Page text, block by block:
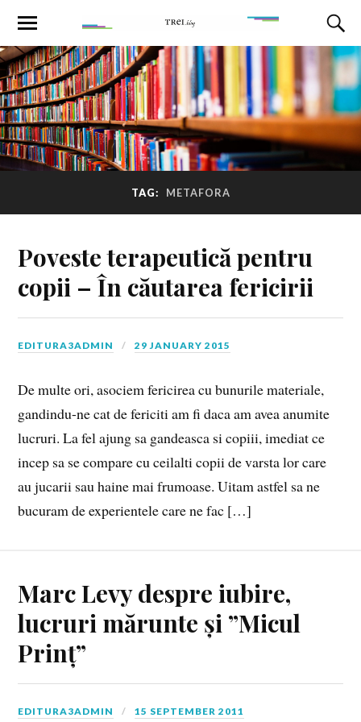
TAG: METAFORA
Poveste terapeutică pentru
copii – În căutarea fericirii
EDITURA3ADMIN 29 JANUARY 2015
De multe ori, asociem fericirea cu bunurile materiale,
gandindu-ne cat de fericiti am fi daca am avea anumite
lucruri. La fel ajung sa gandeasca si copiii, imediat ce
incep sa se compare cu ceilalti copii de varsta lor care
au jucarii sau haine mai frumoase. Uitam astfel sa ne
bucuram de experientele care ne fac […]
Marc Levy despre iubire,
lucruri mărunte și ”Micul
Prinț”
EDITURA3ADMIN 15 SEPTEMBER 2011